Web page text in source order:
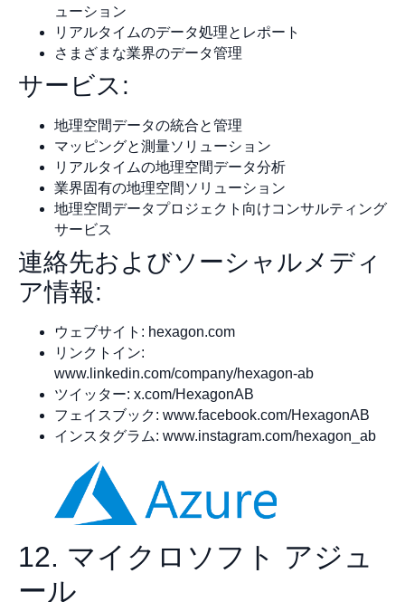
ューション
リアルタイムのデータ処理とレポート
さまざまな業界のデータ管理
サービス:
地理空間データの統合と管理
マッピングと測量ソリューション
リアルタイムの地理空間データ分析
業界固有の地理空間ソリューション
地理空間データプロジェクト向けコンサルティング
サービス
連絡先およびソーシャルメディ
ア情報:
ウェブサイト: hexagon.com
リンクトイン:
www.linkedin.com/company/hexagon-ab
ツイッター: x.com/HexagonAB
フェイスブック: www.facebook.com/HexagonAB
インスタグラム: www.instagram.com/hexagon_ab
12. マイクロソフト アジュ
ール